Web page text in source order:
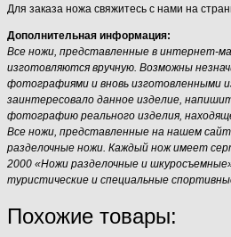
Для заказа ножа свяжитесь с нами на
Дополнительная информация:
Все ножи, представленные в интернет-
изготовляются вручную. Возможны
фотографиями и вновь изготовленными
заинтересовало данное изделие,
фотографию реального изделия,
Все ножи, представленные на нашем
разделочные ножи. Каждый нож имеет
2000 «Ножи разделочные и
туристические и специальные
Похожие товары: